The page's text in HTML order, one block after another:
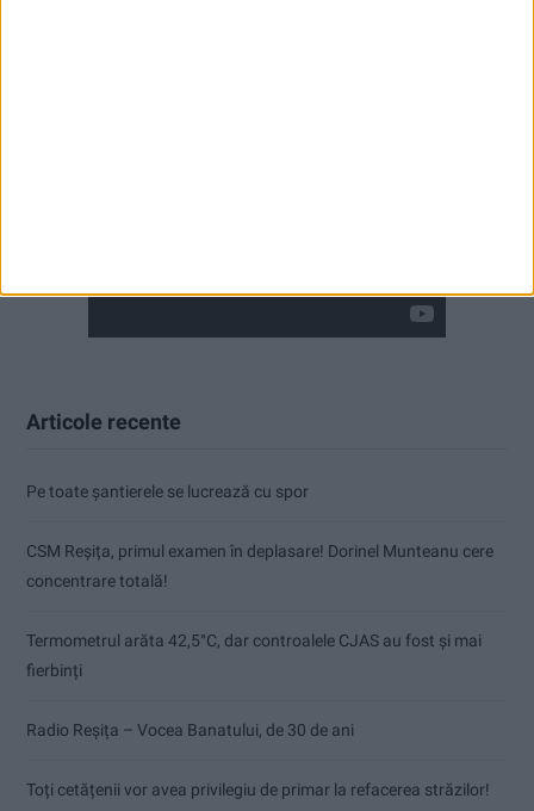
Articole recente
Pe toate șantierele se lucrează cu spor
CSM Reșița, primul examen în deplasare! Dorinel Munteanu cere
concentrare totală!
Termometrul arăta 42,5°C, dar controalele CJAS au fost și mai
fierbinți
Radio Reșița – Vocea Banatului, de 30 de ani
Toți cetățenii vor avea privilegiu de primar la refacerea străzilor!